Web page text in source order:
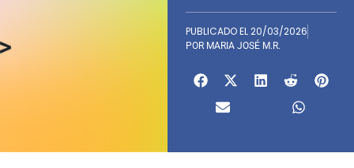
PUBLICADO EL20/03/2026
POR MARIA JOSÉ M.R.